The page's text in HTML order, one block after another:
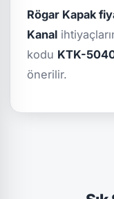
Rögar Kapak
Kanal
kodu KTK-
önerilir.